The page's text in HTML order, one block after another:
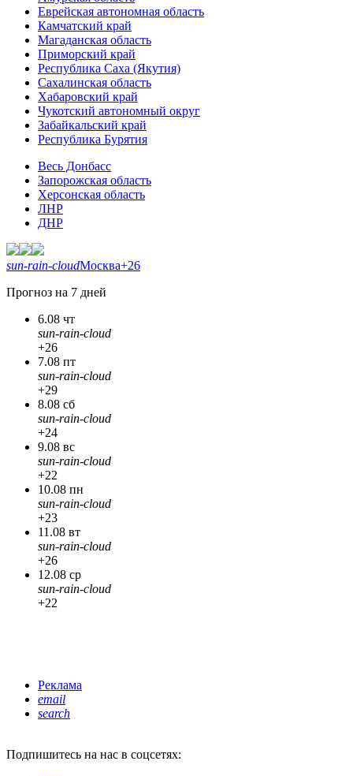
Еврейская автономная область
Камчатский край
Магаданская область
Приморский край
Республика Саха (Якутия)
Сахалинская область
Хабаровский край
Чукотский автономный округ
Забайкальский край
Республика Бурятия
Весь Донбасс
Запорожская область
Херсонская область
ЛНР
ДНР
sun-rain-cloudМосква+26
Прогноз на 7 дней
6.08 чт
sun-rain-cloud
+26
7.08 пт
sun-rain-cloud
+29
8.08 сб
sun-rain-cloud
+24
9.08 вс
sun-rain-cloud
+22
10.08 пн
sun-rain-cloud
+23
11.08 вт
sun-rain-cloud
+26
12.08 ср
sun-rain-cloud
+22
Реклама
email
search
Подпишитесь на нас в соцсетях: